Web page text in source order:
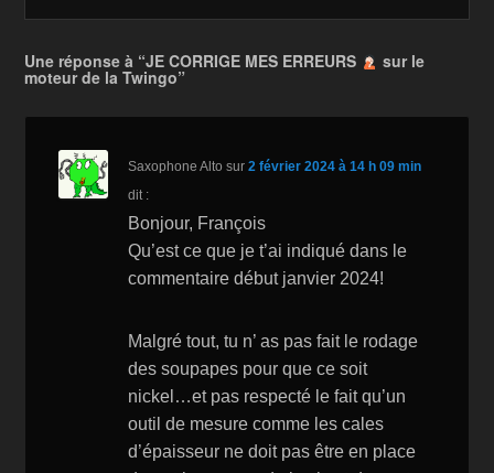
o
o
k
n
W
h
Li
st
n
k
Une réponse à “JE CORRIGE MES ERREURS sur le
moteur de la Twingo”
Saxophone Alto sur2 février 2024 à 14 h 09 min
dit :
Bonjour, François
Qu’est ce que je t’ai indiqué dans le
commentaire début janvier 2024!
Malgré tout, tu n’ as pas fait le rodage
des soupapes pour que ce soit
nickel…et pas respecté le fait qu’un
outil de mesure comme les cales
d’épaisseur ne doit pas être en place